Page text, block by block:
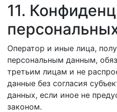
11.
Оператор и иные лица,
персональным данным,
третьим лицам и не
данные без согласия
данных, если иное не
законом.